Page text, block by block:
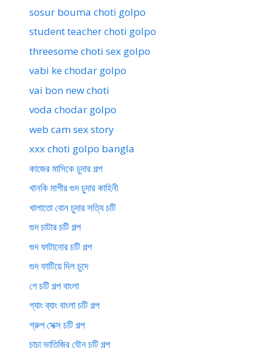
sosur bouma choti golpo
student teacher choti golpo
threesome choti sex golpo
vabi ke chodar golpo
vai bon new choti
voda chodar golpo
web cam sex story
xxx choti golpo bangla
কাজের মাসিকে চুদার গল্প
খানকি মাগীর গুদ চুদার কাহিনী
খালাতো বোন চুদার সত্যি চটি
গুদ চাটার চটি গল্প
গুদ ফাটানোর চটি গল্প
গুদ ফাটিয়ে দিল চুদে
গে চটি গল্প বাংলা
গ্যাং ব্যাং বাংলা চটি গল্প
গ্রুপ সেক্স চটি গল্প
চাচা ভাতিজির যৌন চটি গল্প